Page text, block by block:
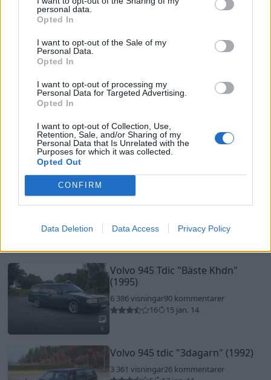
personal data.
Opted In
I want to opt-out of the Sale of my
Personal Data.
Opted In
I want to opt-out of processing my
Personal Data for Targeted Advertising.
Opted In
I want to opt-out of Collection, Use,
Retention, Sale, and/or Sharing of my
Personal Data that Is Unrelated with the
Purposes for which it was collected.
Opted Out
CONFIRM
Data Deletion Data Access Privacy Policy
14
13 022 visningar
138 kommentarer
7 828 visningar104 kommentarer
30
15 mars 11
3 904 visningar35 kommentarer
6
Volvo 945 Tdic "Bäste Khdn"
(1995)
6 386 visningar90 kommentarer
16
15 jan. 14
Volvo 945 tdic "3dagarn" (1992)
3 361 visningar26 kommentarer